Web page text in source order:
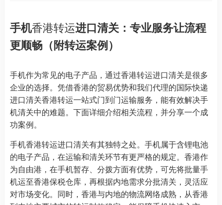
手机香港转运进口清关：专业服务让流程
更顺畅（附转运案例）
手机作为常见的电子产品，通过香港转运进口清关是很多
企业的选择。凭借香港的贸易优势和我们代理的国际快递
进口清关香港转运一站式门到门运输服务，能有效解决手
机清关中的难题。下面详细介绍相关流程，并分享一个成
功案例。
手机香港转运进口清关有其独特之处。手机属于含锂电池
的电子产品，在运输和清关环节有更严格的规定。香港作
为自由港，在手机暂存、分拨方面有优势，可先将批量手
机运至香港保税仓库，再根据内地需求分批清关，灵活应
对市场变化。同时，香港与内地的物流网络成熟，从香港